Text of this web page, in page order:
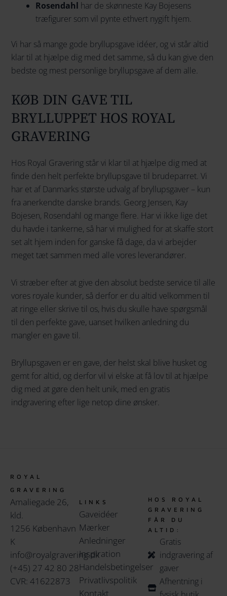
Rosendahl har de skønneste Kay Bojesens
træfigurer som vil pynte ethvert nygift hjem.
Vi har så mange gode bryllupsgave idéer, og vi står altid
klar til at hjælpe dig med det samme, så du kan give den
bedste og mest personlige bryllupsgave af dem alle.
KØB DIN GAVE TIL
BRYLLUPPET HOS ROYAL
GRAVERING
Hos Royal Gravering står vi klar til at hjælpe dig med at
finde den helt perfekte bryllupsgave til brudeparret. Vi
har et af Danmarks største udvalg af bryllupsgaver – kun
fra anerkendte danske brands. Georg Jensen, Kay
Bojesen, Rosendahl og mange flere. Har vi ikke lige det
du havde i tankerne, så har vi mulighed for at skaffe stort
set alt hjem inden for ganske få dage, da vi arbejder
meget tæt sammen med alle vores leverandører.
Vi stræber efter at give den absolut bedste service til alle
vores royale kunder, så derfor er du altid velkommen til
at ringe eller skrive til os, hvis du skulle have spørgsmål
til den perfekte gave, uanset hvilken anledning du
mangler en gave til.
Bryllupsgaven er en gave, der helst skal blive husket og
gemt for altid, og derfor vil vi elske at få lov til at hjælpe
dig med at gøre den helt unik, med en gratis
indgravering efter lige netop dine ønsker.
ROYAL
GRAVERING
Amaliegade 26,
kld.
1256 København
K
info@royalgravering.dk
(+45) 27 42 80 28
CVR: 41622873
LINKS
Gaveidéer
Mærker
Anledninger
Inspiration
Handelsbetingelser
Privatlivspolitik
Kontakt
HOS ROYAL
GRAVERING
FÅR DU
ALTID:
Gratis
indgravering af
gaver
Afhentning i